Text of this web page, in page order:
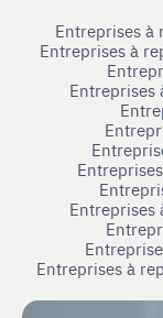
Entreprises à
Entreprises à
Entreprises
Entreprises
Entreprises à